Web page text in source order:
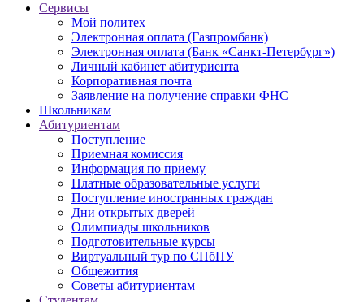
Сервисы
Мой политех
Электронная оплата (Газпромбанк)
Электронная оплата (Банк «Санкт-Петербург»)
Личный кабинет абитуриента
Корпоративная почта
Заявление на получение справки ФНС
Школьникам
Абитуриентам
Поступление
Приемная комиссия
Информация по приему
Платные образовательные услуги
Поступление иностранных граждан
Дни открытых дверей
Олимпиады школьников
Подготовительные курсы
Виртуальный тур по СПбПУ
Общежития
Советы абитуриентам